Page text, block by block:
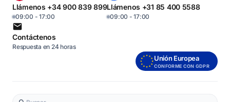
Llámenos +34 900 839 899
09:00 - 17:00
Llámenos +31 85 400 5588
09:00 - 17:00
Contáctenos
Respuesta en 24 horas
Unión Europea
CONFORME CON GDPR